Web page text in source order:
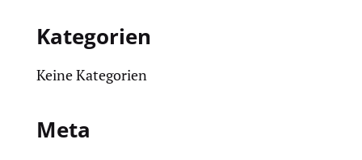
Kategorien
Keine Kategorien
Meta